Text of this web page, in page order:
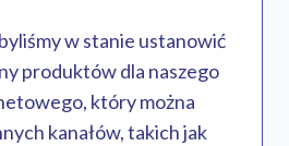
w stanie ustanowić
produktów dla naszego
który można
kanałów, takich jak